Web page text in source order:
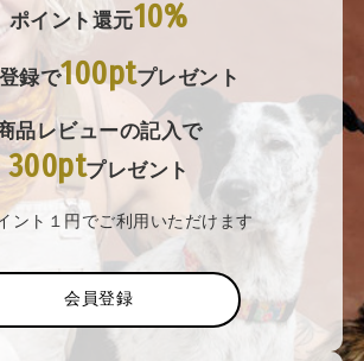
ポイント還元10%
録で100ptプレゼント
品レビューの記入で
300ptプレゼント
ント１円でご利用いただけます
会員登録